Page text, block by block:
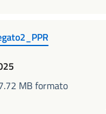
MB formato